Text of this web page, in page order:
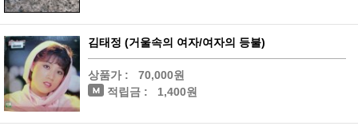
김태정 (거울속의 여자/여자의 등불)
상품가 :
70,000원
적립금 :
1,400원